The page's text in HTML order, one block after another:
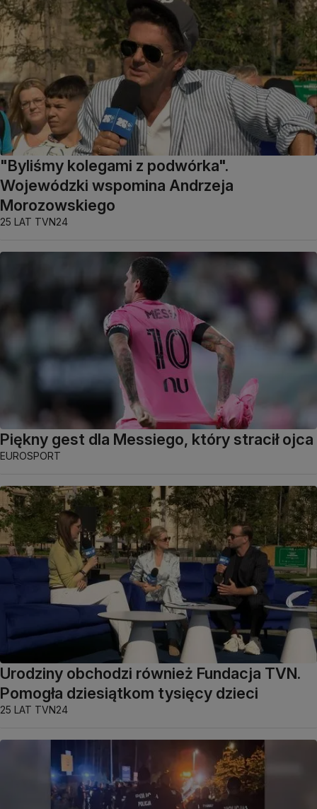
"Byliśmy kolegami z podwórka".
Wojewódzki wspomina Andrzeja
Morozowskiego
25 LAT TVN24
Piękny gest dla Messiego, który stracił ojca
EUROSPORT
Urodziny obchodzi również Fundacja TVN.
Pomogła dziesiątkom tysięcy dzieci
25 LAT TVN24